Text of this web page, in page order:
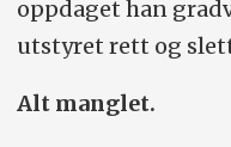
oppdaget han
utstyret rett og
Alt manglet.